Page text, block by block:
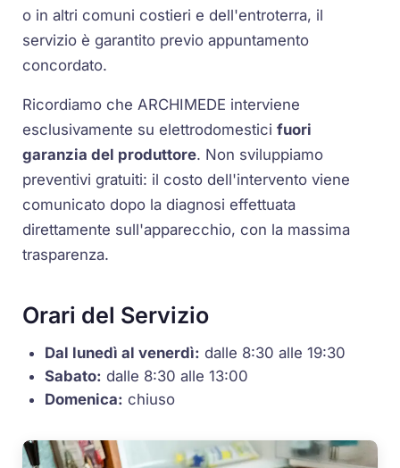
o in altri comuni costieri e dell'entroterra, il
servizio è garantito previo appuntamento
concordato.
Ricordiamo che ARCHIMEDE interviene
esclusivamente su elettrodomesticifuori
garanzia del produttore. Non sviluppiamo
preventivi gratuiti: il costo dell'intervento viene
comunicato dopo la diagnosi effettuata
direttamente sull'apparecchio, con la massima
trasparenza.
Orari del Servizio
Dal lunedì al venerdì: dalle 8:30 alle 19:30
Sabato: dalle 8:30 alle 13:00
Domenica: chiuso